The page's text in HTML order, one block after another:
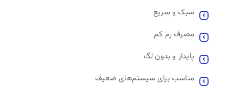
سبک و سریع
مصرف رم کم
پایدار و بدون لگ
مناسب برای سیستم‌های ضعیف